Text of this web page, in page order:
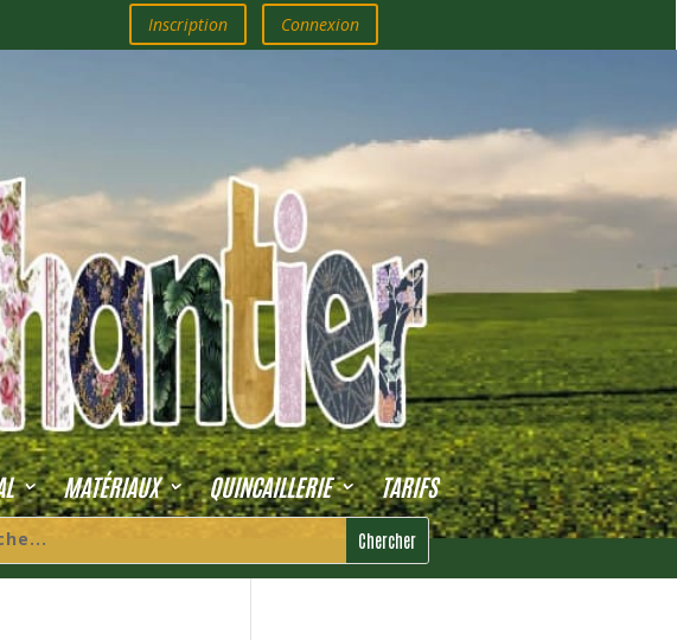
Inscription Connexion
MATÉRIAUX QUINCAILLERIE
TARIFS